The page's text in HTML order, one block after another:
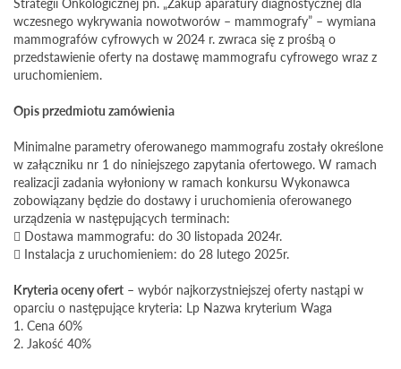
wczesnego wykrywania nowotworów – mammografy” – wymiana
mammografów cyfrowych w 2024 r. zwraca się z prośbą o
przedstawienie oferty na dostawę mammografu cyfrowego wraz z
uruchomieniem.
Opis przedmiotu zamówienia
Minimalne parametry oferowanego mammografu zostały określone
w załączniku nr 1 do niniejszego zapytania ofertowego. W ramach
realizacji zadania wyłoniony w ramach konkursu Wykonawca
zobowiązany będzie do dostawy i uruchomienia oferowanego
urządzenia w następujących terminach:
 Dostawa mammografu: do 30 listopada 2024r.
 Instalacja z uruchomieniem: do 28 lutego 2025r.
Kryteria oceny ofert – wybór najkorzystniejszej oferty nastąpi w
oparciu o następujące kryteria: Lp Nazwa kryterium Waga
1. Cena 60%
2. Jakość 40%